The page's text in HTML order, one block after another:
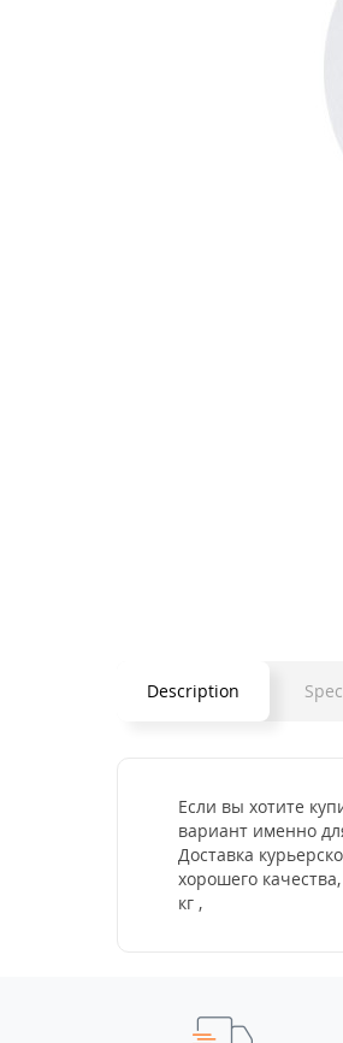
Description
Если вы хотите
вариант именно
Доставка
хорошего
кг ,